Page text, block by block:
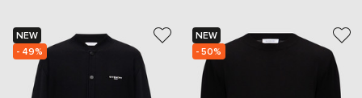
NEW
- 49%
NEW
- 50%